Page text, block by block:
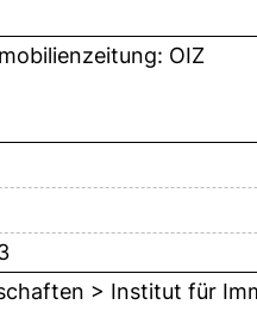
OIZ
> Institut für